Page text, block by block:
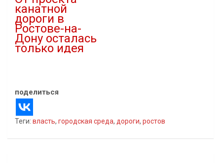
канатной
дороги в
Ростове-на-
Дону осталась
только идея
поделиться
Теги: власть, городская среда, дороги, ростов